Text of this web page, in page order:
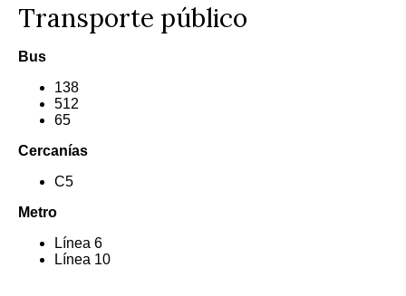
Transporte público
Bus
138
512
65
Cercanías
C5
Metro
Línea 6
Línea 10